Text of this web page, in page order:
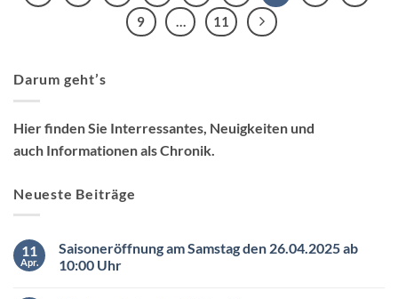
9
11
Darum geht’s
Hier finden Sie Interressantes, Neuigkeiten und
auch Informationen als Chronik.
Neueste Beiträge
11
Apr.
Saisoneröffnung am Samstag den 26.04.2025 ab
10:00 Uhr